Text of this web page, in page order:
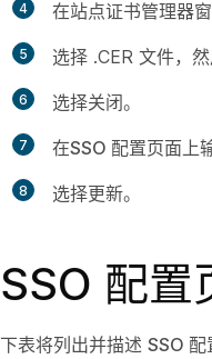
4 在站点证书管理器
5 选择 .CER 文件，
6 选择关闭。
7 在SSO 配置页面上
8 选择更新。
SSO 配置
下表将列出并描述 SSO 配